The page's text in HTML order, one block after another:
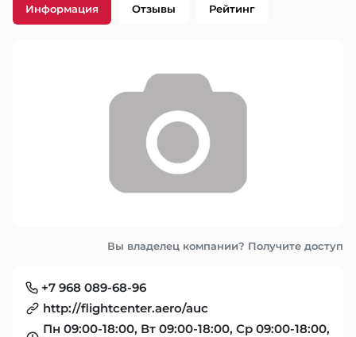
Информация Отзывы Рейтинг
Вы владелец компании? Получите доступ
+7 968 089-68-96
http://flightcenter.aero/auc
Пн 09:00-18:00, Вт 09:00-18:00, Ср 09:00-18:00,